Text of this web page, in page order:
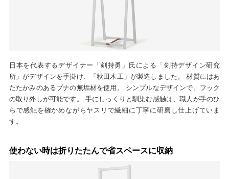
日本を代表するデザイナー「剣持勇」氏による「剣持デザイン研究
所」がデザインを手掛け、「秋田木工」が製造しました。 材質にはあ
たたかみのあるブナの無垢材を使用。 シンプルなデザインで、フック
の取り外しが可能です。 手にしっくりと馴染む感触は、職人が手のひ
らで感触を確かめながらヤスリで繊細に丁寧に研磨し仕上げていま
す。
使わない時は折りたたんで省スペースに収納